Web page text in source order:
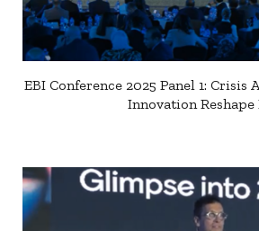
EBI Conference 2025 Panel 1: Crisis
Innovation